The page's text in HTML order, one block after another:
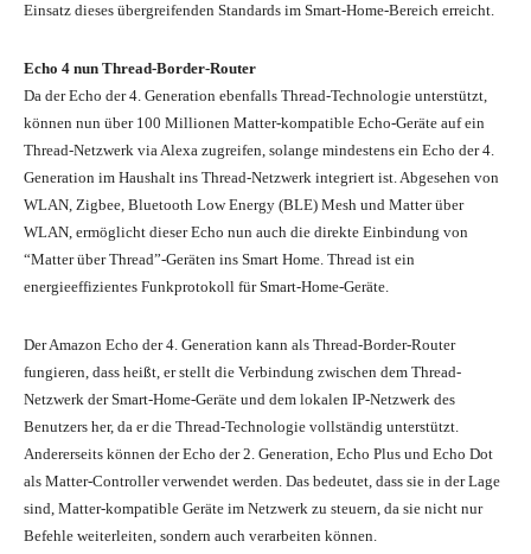
Einsatz dieses übergreifenden Standards im Smart-Home-Bereich erreicht.
Echo 4 nun Thread-Border-Router
Da der Echo der 4. Generation ebenfalls Thread-Technologie unterstützt,
können nun über 100 Millionen Matter-kompatible Echo-Geräte auf ein
Thread-Netzwerk via Alexa zugreifen, solange mindestens ein Echo der 4.
Generation im Haushalt ins Thread-Netzwerk integriert ist. Abgesehen von
WLAN, Zigbee, Bluetooth Low Energy (BLE) Mesh und Matter über
WLAN, ermöglicht dieser Echo nun auch die direkte Einbindung von
“Matter über Thread”-Geräten ins Smart Home. Thread ist ein
energieeffizientes Funkprotokoll für Smart-Home-Geräte.
Der Amazon Echo der 4. Generation kann als Thread-Border-Router
fungieren, dass heißt, er stellt die Verbindung zwischen dem Thread-
Netzwerk der Smart-Home-Geräte und dem lokalen IP-Netzwerk des
Benutzers her, da er die Thread-Technologie vollständig unterstützt.
Andererseits können der Echo der 2. Generation, Echo Plus und Echo Dot
als Matter-Controller verwendet werden. Das bedeutet, dass sie in der Lage
sind, Matter-kompatible Geräte im Netzwerk zu steuern, da sie nicht nur
Befehle weiterleiten, sondern auch verarbeiten können.